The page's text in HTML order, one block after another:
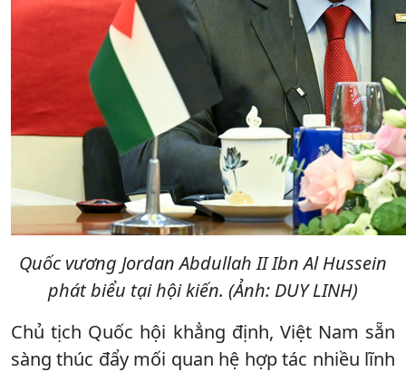
Quốc vương Jordan Abdullah II Ibn Al Hussein
phát biểu tại hội kiến. (Ảnh: DUY LINH)
Chủ tịch Quốc hội khẳng định, Việt Nam sẵn
sàng thúc đẩy mối quan hệ hợp tác nhiều lĩnh